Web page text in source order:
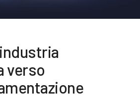
verso